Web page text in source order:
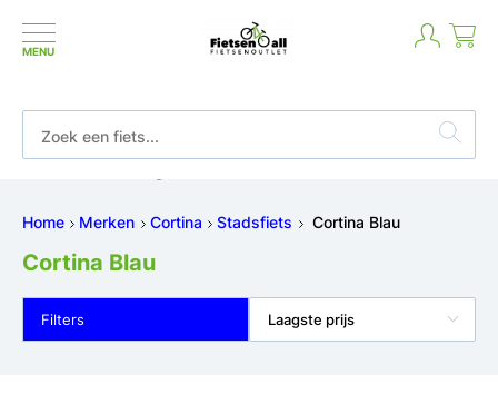
MENU
Home Merken Cortina Stadsfiets Cortina Blau
Cortina Blau
Filters Laagste prijs